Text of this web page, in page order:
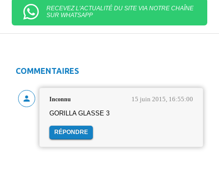
RECEVEZ L'ACTUALITÉ DU SITE VIA NOTRE CHAÎNE
SUR WHATSAPP
COMMENTAIRES
Inconnu 15 juin 2015, 16:55:00
GORILLA GLASSE 3
RÉPONDRE